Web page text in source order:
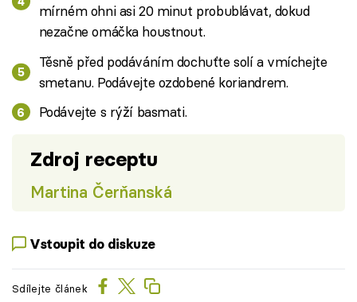
mírném ohni asi 20 minut probublávat, dokud
nezačne omáčka houstnout.
Těsně před podáváním dochuťte solí a vmíchejte
smetanu. Podávejte ozdobené koriandrem.
Podávejte s rýží basmati.
Zdroj receptu
Martina Čerňanská
Vstoupit do diskuze
Sdílejte článek